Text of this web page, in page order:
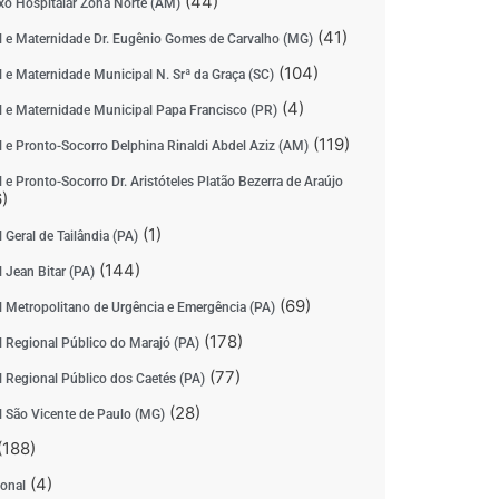
Hospitalar Zona Norte (AM)
Maternidade Dr. Eugênio Gomes de Carvalho (MG)(41)
Maternidade Municipal N. Srª da Graça (SC)(104)
e Maternidade Municipal Papa Francisco (PR)(4)
e Pronto-Socorro Delphina Rinaldi Abdel Aziz (AM)(119)
e Pronto-Socorro Dr. Aristóteles Platão Bezerra de Araújo
de Tailândia (PA)(1)
Jean Bitar (PA)(144)
Metropolitano de Urgência e Emergência (PA)(69)
Regional Público do Marajó (PA)(178)
Regional Público dos Caetés (PA)(77)
São Vicente de Paulo (MG)(28)
(4)